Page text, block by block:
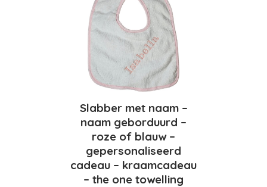
Slabber met naam –
naam geborduurd –
roze of blauw –
gepersonaliseerd
cadeau – kraamcadeau
– the one towelling